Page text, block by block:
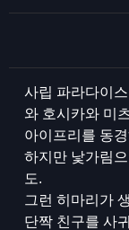
사립 파라다이
와 호시카와 미
아이프리를 동
하지만 낯가림
도.
그런 히마리가
단짝 친구를 사